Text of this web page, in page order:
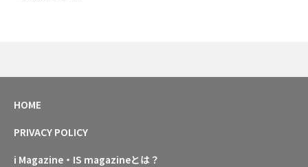
HOME
PRIVACY POLICY
i Magazine・IS magazineとは？